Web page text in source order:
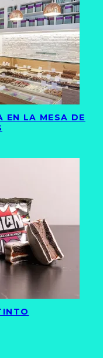
EN LA MESA DE